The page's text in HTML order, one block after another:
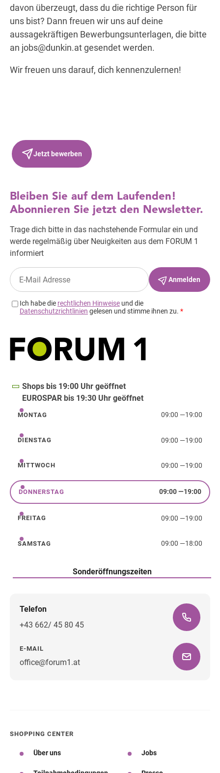
davon überzeugt, dass du die richtige Person für
uns bist? Dann freuen wir uns auf deine
aussagekräftigen Bewerbungsunterlagen, die bitte
an jobs@dunkin.atgesendet werden.
Wir freuen uns darauf, dich kennenzulernen!
Jetzt bewerben
Shops bis 19:00 Uhr geöffnet
EUROSPAR bis 19:30 Uhr geöffnet
Montag
MONTAG 09:00 —19:00
Dienstag
DIENSTAG 09:00 —19:00
Mittwoch
MITTWOCH 09:00 —19:00
Donnerstag
DONNERSTAG 09:00—19:00
Freitag
FREITAG 09:00 —19:00
Samstag
SAMSTAG 09:00 —18:00
Sonderöffnungszeiten
Telefon
+43 662/ 45 80 45
E-MAIL
office@forum1.at
SHOPPING CENTER
Über uns Jobs